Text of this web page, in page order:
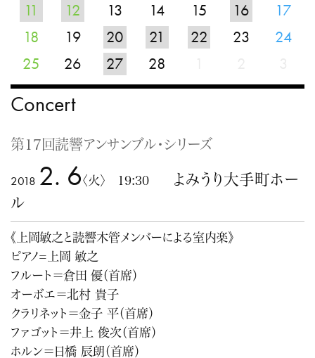
11
12 13 14 15 16
17
18
19 20 21 22 23
24
25
26 27 28
Concert
第17回読響アンサンブル・シリーズ
2018 2. 6〈火〉 19:30
よみうり大手町ホー
ル
《上岡敏之と読響木管メンバーによる室内楽》
ピアノ=上岡 敏之
フルート＝倉田 優（首席）
オーボエ＝北村 貴子
クラリネット＝金子 平（首席）
ファゴット＝井上 俊次（首席）
ホルン＝日橋 辰朗（首席）